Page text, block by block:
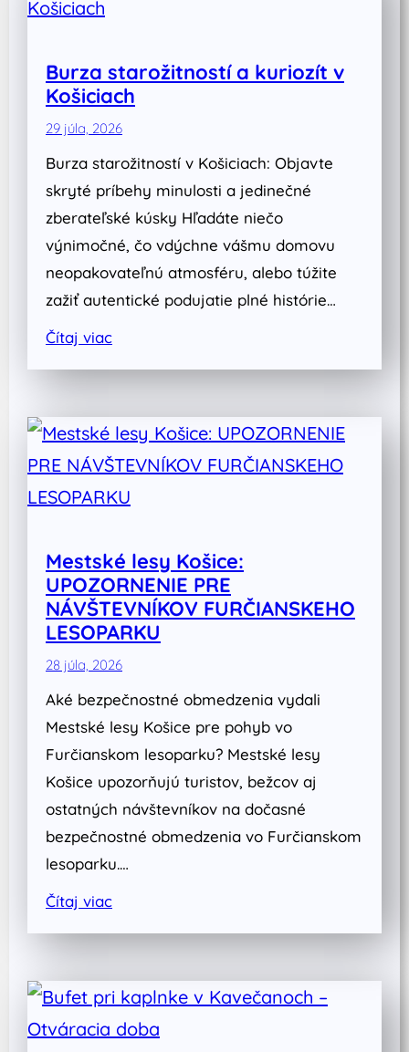
Burza starožitností a kuriozít v
Košiciach
29 júla, 2026
Burza starožitností v Košiciach: Objavte
skryté príbehy minulosti a jedinečné
zberateľské kúsky Hľadáte niečo
výnimočné, čo vdýchne vášmu domovu
neopakovateľnú atmosféru, alebo túžite
zažiť autentické podujatie plné histórie…
Čítaj viac
Mestské lesy Košice:
UPOZORNENIE PRE
NÁVŠTEVNÍKOV FURČIANSKEHO
LESOPARKU
28 júla, 2026
Aké bezpečnostné obmedzenia vydali
Mestské lesy Košice pre pohyb vo
Furčianskom lesoparku? Mestské lesy
Košice upozorňujú turistov, bežcov aj
ostatných návštevníkov na dočasné
bezpečnostné obmedzenia vo Furčianskom
lesoparku.…
Čítaj viac